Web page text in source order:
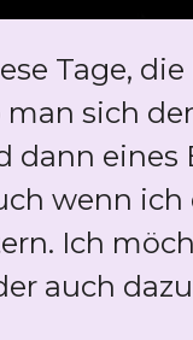
Tage, die
sich
eines
wenn ich
Ich
auch